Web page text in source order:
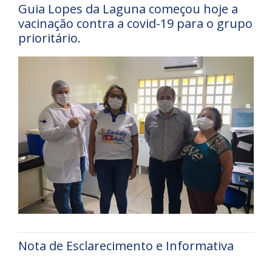
Guia Lopes da Laguna começou hoje a
vacinação contra a covid-19 para o grupo
prioritário.
Nota de Esclarecimento e Informativa